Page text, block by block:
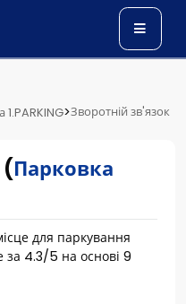
1.PARKING>Зворотній зв'язок
(Парковка
для паркування
за 4.3/5 на основі 9